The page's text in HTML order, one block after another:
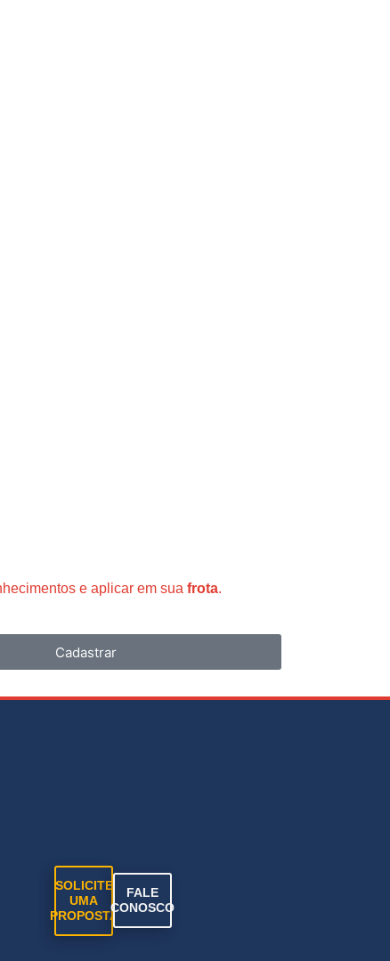
e aplicar em sua frota.
Cadastrar
SOLICITE
UMA
PROPOSTA
FALE
CONOSCO